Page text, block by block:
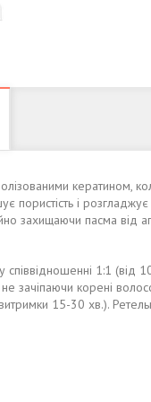
кератином,
пористість і
захищаючи пасма від
співвідношенні 1:1
зачіпаючи корені
15-30 хв.).